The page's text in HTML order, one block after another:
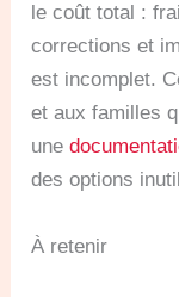
le coût total :
corrections et
est incomplet.
et aux familles
une
des options
À retenir